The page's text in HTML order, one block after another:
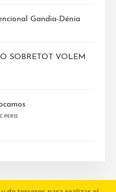
Gandia-Dénia
SOBRETOT VOLEM
PERIS